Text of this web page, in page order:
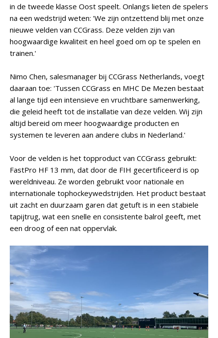
in de tweede klasse Oost speelt. Onlangs lieten de spelers
na een wedstrijd weten: 'We zijn ontzettend blij met onze
nieuwe velden van CCGrass. Deze velden zijn van
hoogwaardige kwaliteit en heel goed om op te spelen en
trainen.'
Nimo Chen, salesmanager bij CCGrass Netherlands, voegt
daaraan toe: 'Tussen CCGrass en MHC De Mezen bestaat
al lange tijd een intensieve en vruchtbare samenwerking,
die geleid heeft tot de installatie van deze velden. Wij zijn
altijd bereid om meer hoogwaardige producten en
systemen te leveren aan andere clubs in Nederland.'
Voor de velden is het topproduct van CCGrass gebruikt:
FastPro HF 13 mm, dat door de FIH gecertificeerd is op
wereldniveau. Ze worden gebruikt voor nationale en
internationale tophockeywedstrijden. Het product bestaat
uit zacht en duurzaam garen dat getuft is in een stabiele
tapijtrug, wat een snelle en consistente balrol geeft, met
een droog of een nat oppervlak.